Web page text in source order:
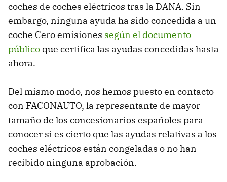
coches de coches eléctricos tras la DANA. Sin
embargo, ninguna ayuda ha sido concedida a un
coche Cero emisiones según el documento
público que certifica las ayudas concedidas hasta
ahora.
Del mismo modo, nos hemos puesto en contacto
con FACONAUTO, la representante de mayor
tamaño de los concesionarios españoles para
conocer si es cierto que las ayudas relativas a los
coches eléctricos están congeladas o no han
recibido ninguna aprobación.